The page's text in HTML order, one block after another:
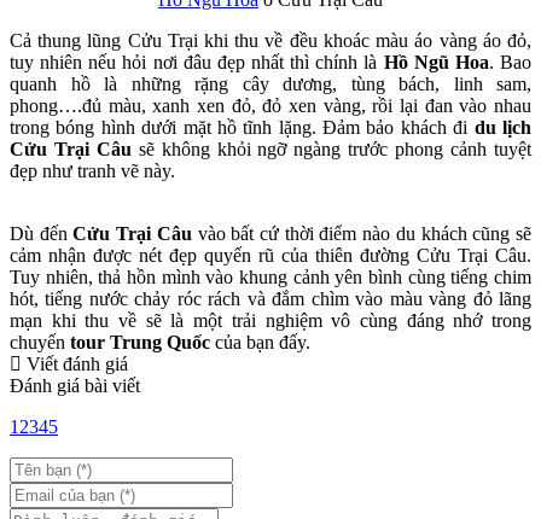
Cả thung lũng Cửu Trại khi thu về đều khoác màu áo vàng áo đỏ,
tuy nhiên nếu hỏi nơi đâu đẹp nhất thì chính là Hồ Ngũ Hoa. Bao
quanh hồ là những rặng cây dương, tùng bách, linh sam,
phong….đủ màu, xanh xen đỏ, đỏ xen vàng, rồi lại đan vào nhau
trong bóng hình dưới mặt hồ tĩnh lặng. Đảm bảo khách đi du lịch
Cửu Trại Câu sẽ không khỏi ngỡ ngàng trước phong cảnh tuyệt
đẹp như tranh vẽ này.
Dù đếnCửu Trại Câu vào bất cứ thời điểm nào du khách cũng sẽ
cảm nhận được nét đẹp quyến rũ của thiên đường Cửu Trại Câu.
Tuy nhiên, thả hồn mình vào khung cảnh yên bình cùng tiếng chim
hót, tiếng nước chảy róc rách và đắm chìm vào màu vàng đỏ lãng
mạn khi thu về sẽ là một trải nghiệm vô cùng đáng nhớ trong
chuyến tour Trung Quốc của bạn đấy.
Viết đánh giá
Đánh giá bài viết
1 2345